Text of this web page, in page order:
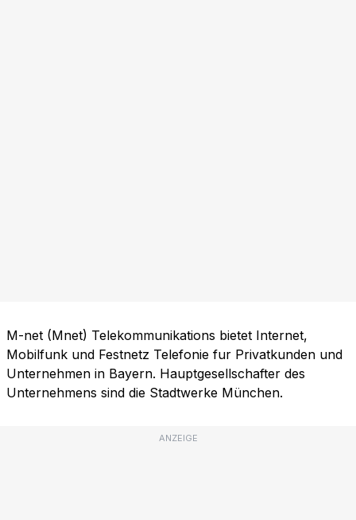
M-net (Mnet) Telekommunikations bietet Internet,
Mobilfunk und Festnetz Telefonie fur Privatkunden und
Unternehmen in Bayern. Hauptgesellschafter des
Unternehmens sind die Stadtwerke München.
ANZEIGE